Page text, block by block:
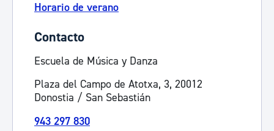
Horario de verano
Contacto
Escuela de Música y Danza
Plaza del Campo de Atotxa, 3, 20012
Donostia / San Sebastián
943 297 830